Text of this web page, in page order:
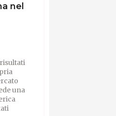
nel
una